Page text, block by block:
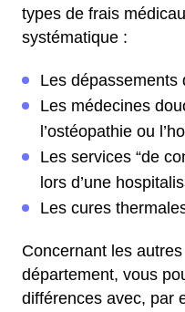
types de frais
systématique :
Les dépassements
Les médecines
l’ostéopathie ou
Les services “de
lors d’une
Les cures
Concernant les
département, vous
différences avec, par